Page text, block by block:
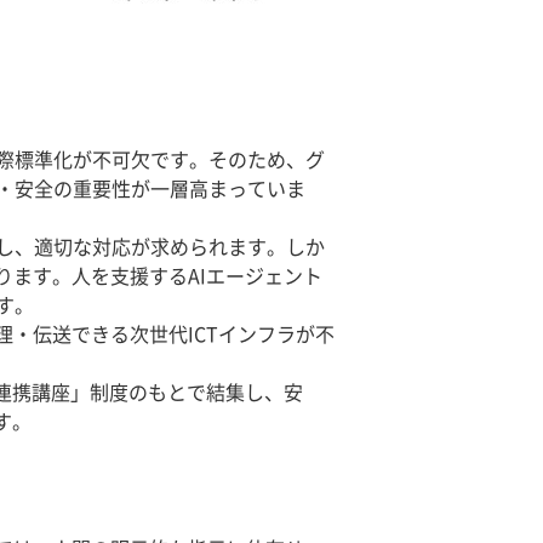
標準化が不可欠です。そのため、グ
安全の重要性が一層高まっていま
適切な対応が求められます。しか
す。人を支援するAIエージェント
伝送できる次世代ICTインフラが不
講座」制度のもとで結集し、安